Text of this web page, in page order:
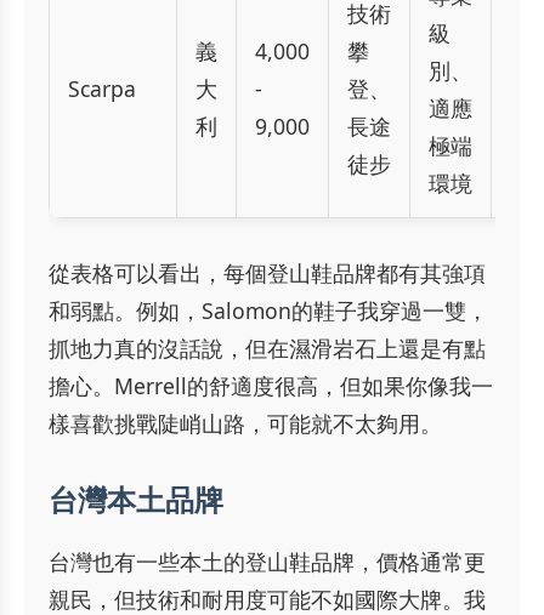
Scarpa
義
大
利
4,000
-
9,000
技術
攀
登、
長途
徒步
級
別、
適應
極端
環境
從表格可以看出，每個登山鞋品牌都有其強項
和弱點。例如，Salomon的鞋子我穿過一雙，
抓地力真的沒話說，但在濕滑岩石上還是有點
擔心。Merrell的舒適度很高，但如果你像我一
樣喜歡挑戰陡峭山路，可能就不太夠用。
台灣本土品牌
台灣也有一些本土的登山鞋品牌，價格通常更
親民，但技術和耐用度可能不如國際大牌。我